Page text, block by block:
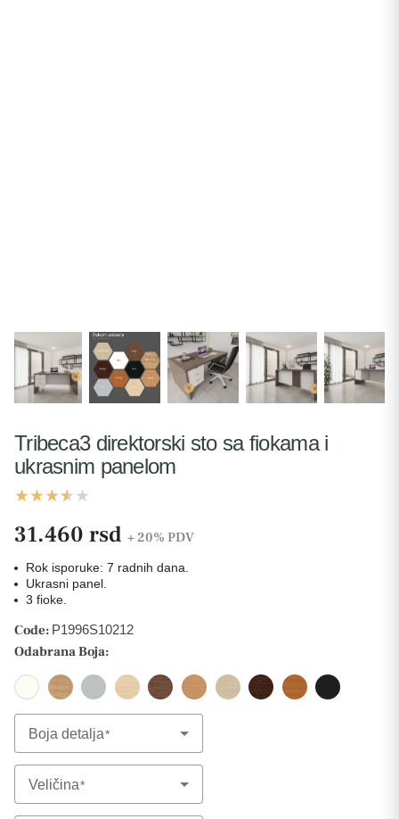
Tribeca3 direktorski sto sa fiokama i
ukrasnim panelom
31.460 rsd + 20% PDV
Rok isporuke: 7 radnih dana.
Ukrasni panel.
3 fioke.
Code: P1996S10212
Odabrana Boja:
Boja detalja
Select Option
Veličina
Select Option